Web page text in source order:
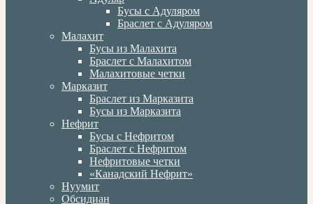
Бусы с Адуляром
Браслет с Адуляром
Малахит
Бусы из Малахита
Браслет с Малахитом
Малахитовые четки
Марказит
Браслет из Марказита
Бусы из Марказита
Нефрит
Бусы с Нефритом
Браслет с Нефритом
Нефритовые четки
«Канадский Нефрит»
Нуумит
Обсидиан